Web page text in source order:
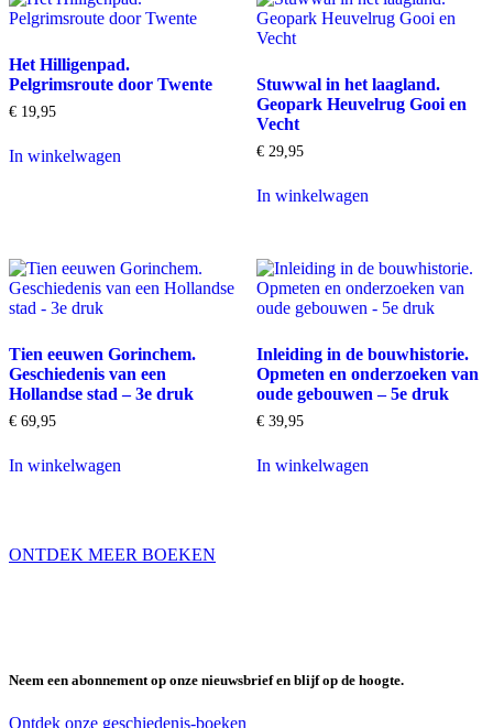
Het Hilligenpad.
Pelgrimsroute door Twente
€ 19,95
In winkelwagen
Stuwwal in het laagland.
Geopark Heuvelrug Gooi en
Vecht
€29,95
In winkelwagen
Tien eeuwen Gorinchem.
Geschiedenis van een
Hollandse stad – 3e druk
€ 69,95
In winkelwagen
Inleiding in de bouwhistorie.
Opmeten en onderzoeken van
oude gebouwen – 5e druk
€39,95
In winkelwagen
ONTDEK MEER BOEKEN
Neem een abonnement op onze nieuwsbrief en blijf op de hoogte.
Ontdek onze geschiedenis-boeken